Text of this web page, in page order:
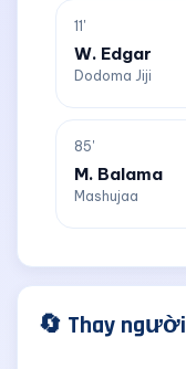
11'
W. Edgar
Dodoma Jiji
85'
M. Balama
Mashujaa
🔄 Thay người